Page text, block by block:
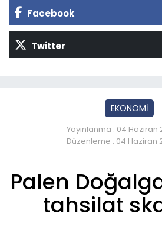
Facebook
Twitter
EKONOMİ
Yayınlanma : 04 Haziran
Düzenleme : 04 Haziran
Palen
tahsilat